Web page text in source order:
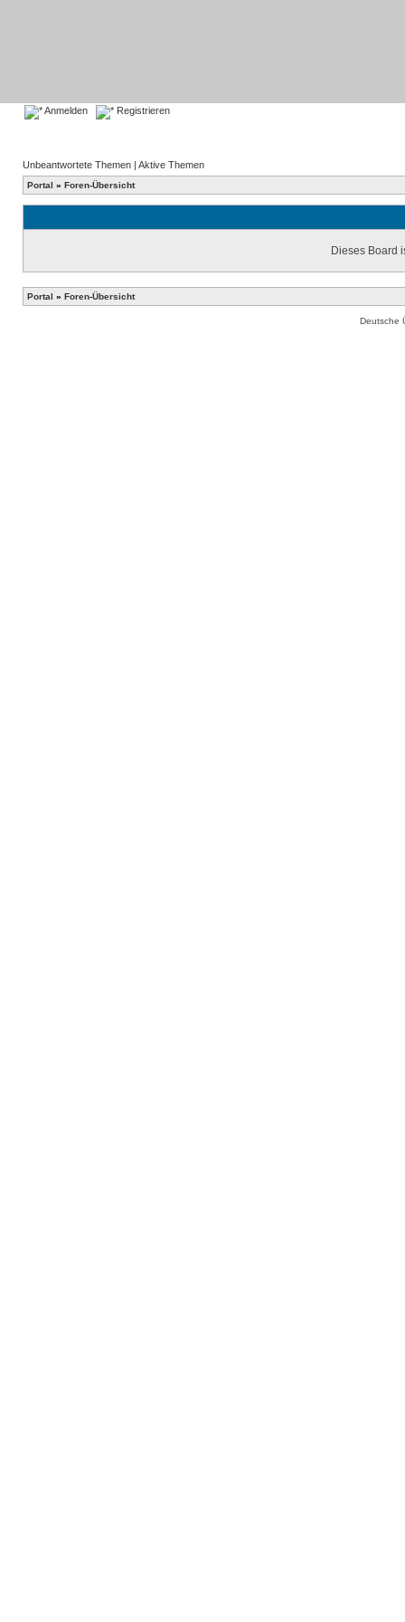
Anmelden Registrieren
Unbeantwortete Themen | Aktive Themen
Portal » Foren-Übersicht
Dieses Board
Portal » Foren-Übersicht
Deutsche